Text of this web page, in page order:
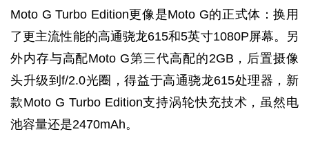
Moto G Turbo Edition更像是Moto G的正式体：换用
了更主流性能的高通骁龙615和5英寸1080P屏幕。另
外内存与高配Moto G第三代高配的2GB，后置摄像
头升级到f/2.0光圈，得益于高通骁龙615处理器，新
款Moto G Turbo Edition支持涡轮快充技术，虽然电
池容量还是2470mAh。